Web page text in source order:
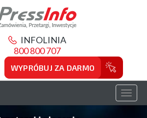
INFOLINIA
800 800 707
WYPRÓBUJ ZA DARMO
Toggle